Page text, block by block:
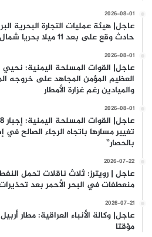
2026-08-01
عاجل| هيئة عمليات التجارة البحرية
حادث وقع على بعد 11 ميلا بحريا شمال شرق ليما في عمان
2026-08-01
عاجل| القوات المسلحة اليمنية: نحيي
العظيم المؤمن المجاهد على خروجه
والميادين رغم غزارة الأمطار
2026-08-01
تغيير مسارها باتجاه الرجاء الصالح في
بالحصار”
2026-07-22
عاجل | رويترز: ثلاث ناقلات تحمل
منعطفات في البحر الأحمر بعد
2026-07-21
عاجل| وكالة الأنباء العراقية: مطار
مؤقتا